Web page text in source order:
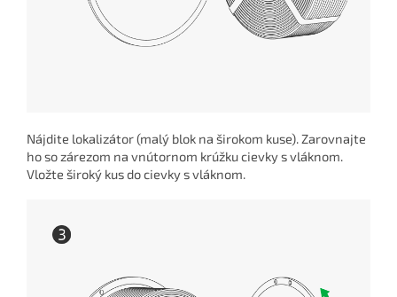
Nájdite lokalizátor (malý blok na širokom kuse). Zarovnajte
ho so zárezom na vnútornom krúžku cievky s vláknom.
Vložte široký kus do cievky s vláknom.